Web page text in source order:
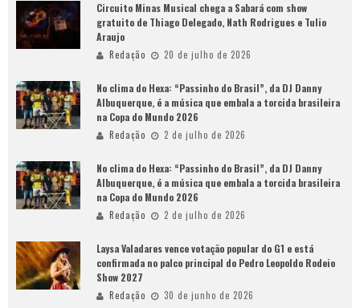
Circuito Minas Musical chega a Sabará com show
gratuito de Thiago Delegado, Nath Rodrigues e Tulio
Araujo
Redação 20 de julho de 2026
No clima do Hexa: “Passinho do Brasil”, da DJ Danny
Albuquerque, é a música que embala a torcida brasileira
na Copa do Mundo 2026
Redação 2 de julho de 2026
No clima do Hexa: “Passinho do Brasil”, da DJ Danny
Albuquerque, é a música que embala a torcida brasileira
na Copa do Mundo 2026
Redação 2 de julho de 2026
Laysa Valadares vence votação popular do G1 e está
confirmada no palco principal do Pedro Leopoldo Rodeio
Show 2027
Redação 30 de junho de 2026